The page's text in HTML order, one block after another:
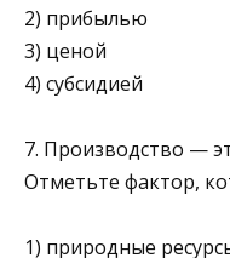
2) прибылью
3) ценой
4) субсидией
7. Производство —
Отметьте фактор,
1) природные